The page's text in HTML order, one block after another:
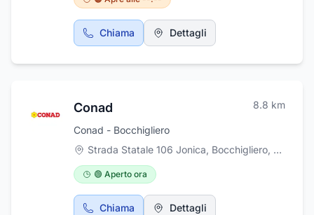
Chiama Dettagli
Conad 8.8 km
Conad - Bocchigliero
Strada Statale 106 Jonica, Bocchigliero,
🟢 Aperto ora
Chiama Dettagli